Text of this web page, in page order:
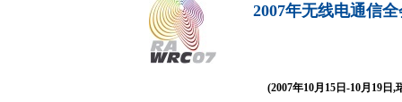
2007年无线电通信
(2007年10月15日-10月19日,